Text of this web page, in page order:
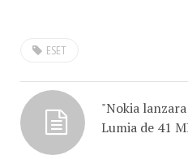
seguridad en Internet sin
equipo. Estos productos
ofrecen una Protección
Multiplataforma contra…
ESET
"Nokia
Lumia de 41